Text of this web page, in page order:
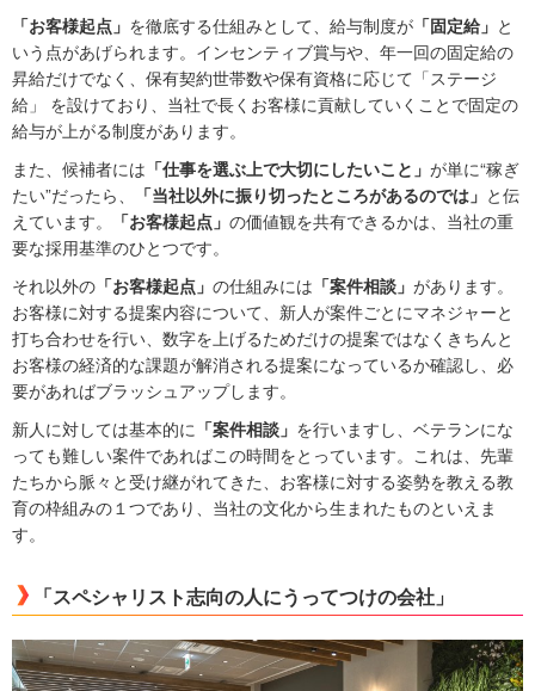
「お客様起点」 を徹底する仕組みとして、給与制度が 「固定給」 と
いう点があげられます。インセンティブ賞与や、年一回の固定給の
昇給だけでなく、保有契約世帯数や保有資格に応じて「ステージ
給」 を設けており、当社で長くお客様に貢献していくことで固定の
給与が上がる制度があります。
また、候補者には 「仕事を選ぶ上で大切にしたいこと」 が単に“稼ぎ
たい”だったら、
「当社以外に振り切ったところがあるのでは」 と伝
えています。
「お客様起点」 の価値観を共有できるかは、当社の重
要な採用基準のひとつです。
それ以外の 「お客様起点」 の仕組みには 「案件相談」 があります。
お客様に対する提案内容について、新人が案件ごとにマネジャーと
打ち合わせを行い、数字を上げるためだけの提案ではなくきちんと
お客様の経済的な課題が解消される提案になっているか確認し、必
要があればブラッシュアップします。
新人に対しては基本的に 「案件相談」 を行いますし、ベテランにな
っても難しい案件であればこの時間をとっています。これは、先輩
たちから脈々と受け継がれてきた、お客様に対する姿勢を教える教
育の枠組みの１つであり、当社の文化から生まれたものといえま
す。
「スペシャリスト志向の人にうってつけの会社」